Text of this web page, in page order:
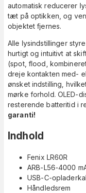
automatisk reducerer
tæt på optikken, og
objektet fjernes.
Alle lysindstillinger
hurtigt og intuitivt at
(spot, flood,
dreje kontakten med-
ønsket indstilling,
mørke forhold. OLED-
resterende batteritid i
garanti!
Indhold
Fenix LR60R
ARB-L56-4000
USB-C-
Håndledsrem